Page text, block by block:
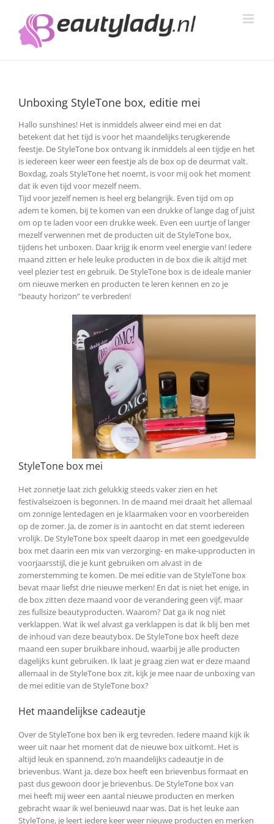
inhoud
Unboxing StyleTone box, editie mei
Hallo sunshines! Het is inmiddels alweer eind mei en dat
betekent dat het tijd is voor het maandelijks terugkerende
feestje. De StyleTone box ontvang ik inmiddels al een tijdje en het
is iedereen keer weer een feestje als de box op de deurmat valt.
Boxdag, zoals StyleTone het noemt, is voor mij ook het moment
dat ik even tijd voor mezelf neem.
Tijd voor jezelf nemen is heel erg belangrijk. Even tijd om op
adem te komen, bij te komen van een drukke of lange dag of juist
om op te laden voor een drukke week. Even een uurtje of langer
mezelf verwennen met de producten uit de StyleTone box,
tijdens het unboxen. Daar krijg ik enorm veel energie van! Iedere
maand zitten er hele leuke producten in de box die ik altijd met
veel plezier test en gebruik. De StyleTone box is de ideale manier
om nieuwe merken en producten te leren kennen en zo je
“beauty horizon” te verbreden!
StyleTone box mei
Het zonnetje laat zich gelukkig steeds vaker zien en het
festivalseizoen is begonnen. In de maand mei draait het allemaal
om zonnige lentedagen en je klaarmaken voor en voorbereiden
op de zomer. Ja, de zomer is in aantocht en dat stemt iedereen
vrolijk. De StyleTone box speelt daarop in met een goedgevulde
box met daarin een mix van verzorging- en make-upproducten in
voorjaarsstijl, die je kunt gebruiken om alvast in de
zomerstemming te komen. De mei editie van de StyleTone box
bevat maar liefst drie nieuwe merken! En dat is niet het enige, in
de box zitten deze maand voor de verandering geen vijf, maar
zes fullsize beautyproducten. Waarom? Dat ga ik nog niet
verklappen. Wat ik wel alvast ga verklappen is dat ik blij ben met
de inhoud van deze beautybox. De StyleTone box heeft deze
maand een super bruikbare inhoud, waarbij je alle producten
dagelijks kunt gebruiken. Ik laat je graag zien wat er deze maand
allemaal in de StyleTone box zit, kijk je mee naar de unboxing van
de mei editie van de StyleTone box?
Het maandelijkse cadeautje
Over de StyleTone box ben ik erg tevreden. Iedere maand kijk ik
weer uit naar het moment dat de nieuwe box uitkomt. Het is
altijd leuk en spannend, zo’n maandelijks cadeautje in de
brievenbus. Want ja, deze box heeft een brievenbus formaat en
past dus gewoon door je brievenbus. De StyleTone box van
mei heeft mij weer een aantal nieuwe producten en merken
gebracht waar ik wel benieuwd naar was. Dat is het leuke aan
StyleTone, je leert iedere keer weer nieuwe producten en merken